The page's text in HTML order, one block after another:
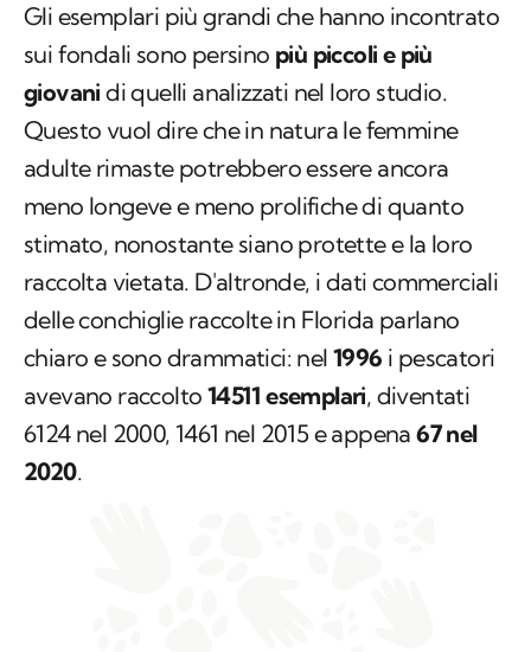
Gli esemplari più grandi che hanno incontrato
sui fondali sono persinopiù piccoli e più
giovanidi quelli analizzati nel loro studio.
Questo vuol dire che in natura le femmine
adulte rimaste potrebbero essere ancora
meno longeve e meno prolifiche di quanto
stimato, nonostante siano protette e la loro
raccolta vietata. D'altronde, i dati commerciali
delle conchiglie raccolte in Florida parlano
chiaro e sono drammatici: nel1996i pescatori
avevano raccolto14511 esemplari, diventati
6124 nel 2000, 1461 nel 2015 e appena